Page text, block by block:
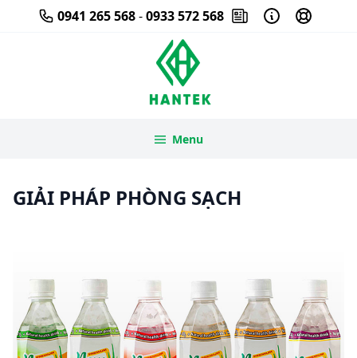
0941 265 568 - 0933 572 568
Menu
GIẢI PHÁP PHÒNG SẠCH